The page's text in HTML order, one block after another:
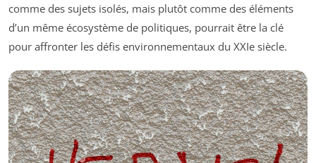
comme des sujets isolés, mais plutôt comme des éléments
d’un même écosystème de politiques, pourrait être la clé
pour affronter les défis environnementaux du XXIe siècle.